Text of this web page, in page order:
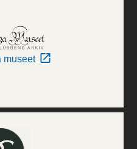
museet